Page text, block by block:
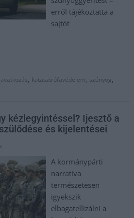
erről tájékoztatta a
sajtót
, katasztrófavédelem, szúnyog,
kézlegyintéssel? Ijesztő a
és kijelentései
A kormánypárti
narratíva
természetesen
igyekszik
elbagatellizálni a